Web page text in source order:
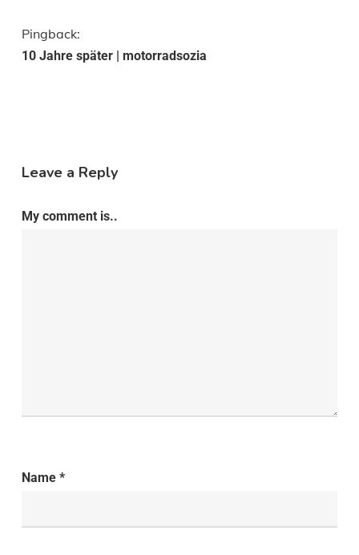
Pingback:
10 Jahre später | motorradsozia
Leave a Reply
My comment is..
Name *